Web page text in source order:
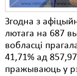
Згодна з
лютага на 687
вобласці
41,71% ад
пражываюць у